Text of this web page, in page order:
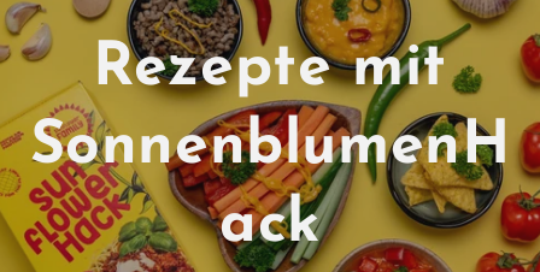
Rezepte mit
SonnenblumenH
ack